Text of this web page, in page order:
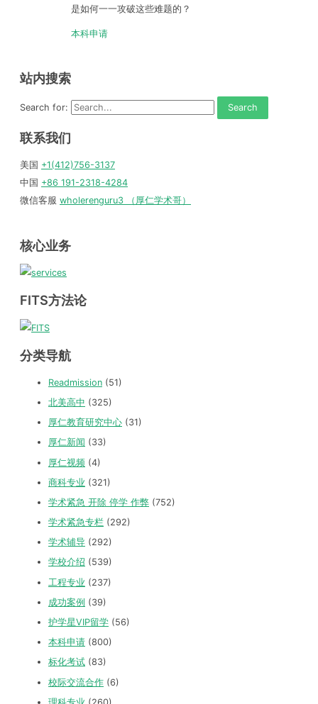
是如何一一攻破这些难题的？
本科申请
站内搜索
Search for:
联系我们
美国 +1(412)756-3137
中国 +86 191-2318-4284
微信客服 wholerenguru3 （厚仁学术哥）
核心业务
FITS方法论
分类导航
Readmission (51)
北美高中 (325)
厚仁教育研究中心 (31)
厚仁新闻 (33)
厚仁视频 (4)
商科专业 (321)
学术紧急 开除 停学 作弊 (752)
学术紧急专栏 (292)
学术辅导 (292)
学校介绍 (539)
工程专业 (237)
成功案例 (39)
护学星VIP留学 (56)
本科申请 (800)
标化考试 (83)
校际交流合作 (6)